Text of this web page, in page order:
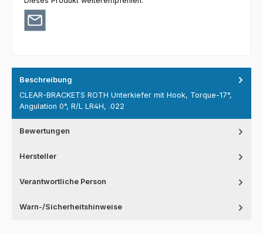
Beschreibung
CLEAR-BRACKETS ROTH Unterkiefer mit Hook, Torque-17°,
Angulation 0°, R/L LR4H, .022
Bewertungen
Hersteller
Verantwortliche Person
Warn-/Sicherheitshinweise